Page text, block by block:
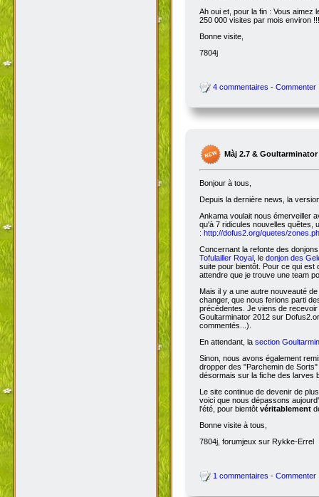
Ah oui et, pour la fin : Vous
250 000 visites par mois environ !!!
Bonne visite,
7804j
4 commentaires - Commenter
Màj 2.7 & Goultarminator
Bonjour à tous,
Depuis la dernière news, la
Ankama voulait nous émerveiller
qu'à 7 ridicules nouvelles quêtes,
: http://dofus2.org/quetes/
Concernant la refonte des
Tofulailler Royal , le donjon des
suite pour bientôt. Pour ce qui est
attendre que je trouve une team
Mais il y a une autre nouveauté
changer, que nous ferions parti
précédentes. Je viens de
Goultarminator 2012 sur
commentés...).
En attendant, la section
Sinon, nous avons également
dropper des "Parchemin de
désormais sur la fiche des larves
Le site continue de devenir de
voici que nous dépassons
l'été, pour bientôt véritablement
Bonne visite à tous,
7804j, forumjeux sur Rykke-Errel
1 commentaires - Commenter